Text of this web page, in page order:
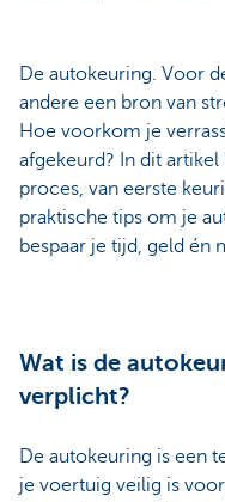
De autokeuring. Voor
andere een bron van
Hoe voorkom je
afgekeurd? In dit
proces, van eerste
praktische tips om je
bespaar je tijd, geld én
Wat is de
verplicht?
De autokeuring is een
je voertuig veilig is